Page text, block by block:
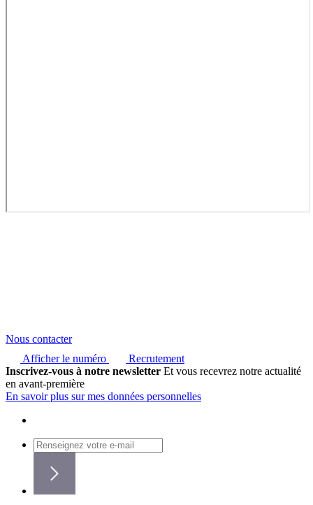
Nous contacter
Afficher le numéro
Recrutement
Inscrivez-vous à notre newsletter Et vous recevrez notre actualité
en avant-première
En savoir plus sur mes données personnelles